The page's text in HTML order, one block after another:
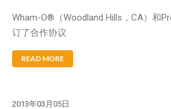
Wham-O®（Woodland Hills，CA）和
订了合作协议
READ MORE
2013年03月05日